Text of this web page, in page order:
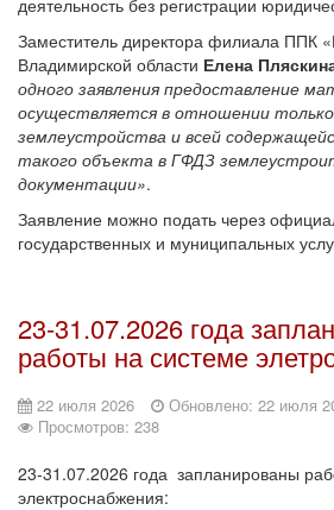
Заместитель директора филиала ППК
Владимирской области Елена
одного заявления предоставление
осуществляется в отношении
землеустройства и всей
такого объекта в ГФДЗ
документации».
Заявление можно подать через
государственных и муниципальных
23-31.07.2026 года
работы на системе
22 июля 2026
Обновлено: 22 июля
Просмотров: 238
23-31.07.2026 года запланированы
электроснабжения: